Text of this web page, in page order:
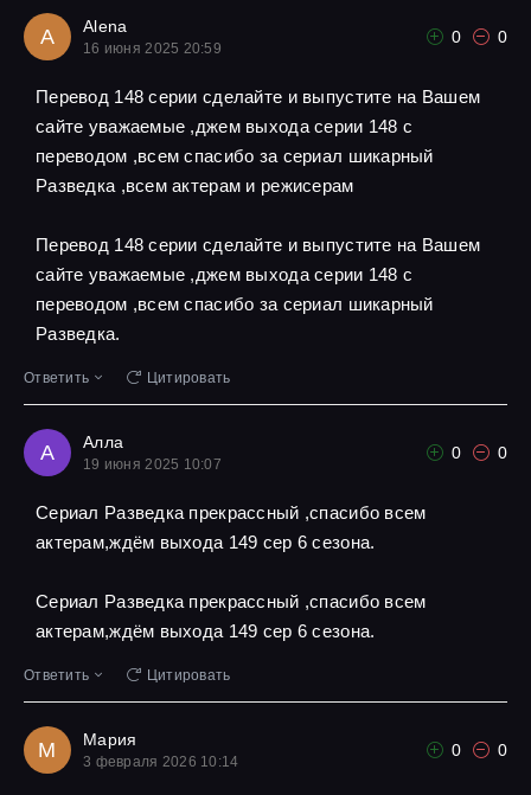
A Alena
16 июня 2025 20:59
0 0
Перевод 148 серии сделайте и выпустите на Вашем
сайте уважаемые ,джем выхода серии 148 с
переводом ,всем спасибо за сериал шикарный
Разведка ,всем актерам и режисерам
Перевод 148 серии сделайте и выпустите на Вашем
сайте уважаемые ,джем выхода серии 148 с
переводом ,всем спасибо за сериал шикарный
Разведка.
Ответить Цитировать
А Алла
19 июня 2025 10:07
0 0
Сериал Разведка прекрассный ,спасибо всем
актерам,ждём выхода 149 сер 6 сезона.
Сериал Разведка прекрассный ,спасибо всем
актерам,ждём выхода 149 сер 6 сезона.
Ответить Цитировать
М Мария
3 февраля 2026 10:14
0 0